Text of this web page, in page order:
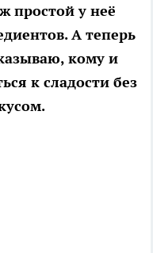
простой у неё
А теперь
кому и
к сладости без